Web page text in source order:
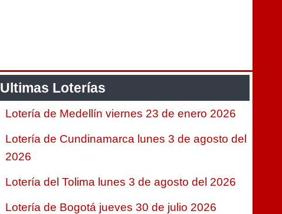
Ultimas Loterías
Lotería de Medellín viernes 23 de enero 2026
Lotería de Cundinamarca lunes 3 de agosto del
2026
Lotería del Tolima lunes 3 de agosto del 2026
Lotería de Bogotá jueves 30 de julio 2026